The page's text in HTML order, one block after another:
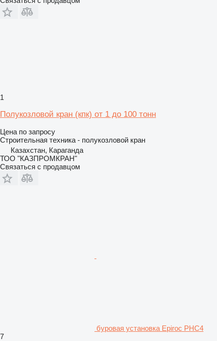
1
Полукозловой кран (кпк) от 1 до 100 тонн
Цена по запросу
Строительная техника - полукозловой кран
Казахстан, Караганда
ТОО "КАЗПРОМКРАН"
Связаться с продавцом
буровая установка Epiroc PHC4
7